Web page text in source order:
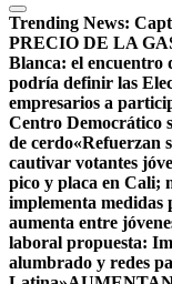
Trending News:
PRECIO DE LA
Blanca: el encuentro
podría definir las
empresarios a
Centro Democrático
de cerdo«Refuerzan
cautivar votantes
pico y placa en Cali;
implementa
aumenta entre
laboral propuesta:
alumbrado y redes